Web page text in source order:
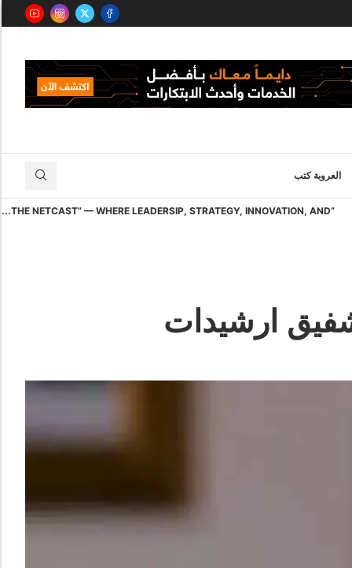
العروبة كتب
“THE NETCAST” — WHERE LEADERSIP, STRATEGY, INNOVATION, AND...
ارشيدات